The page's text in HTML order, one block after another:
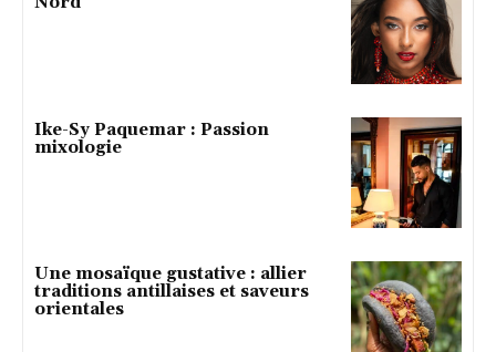
Ike-Sy Paquemar : Passion
mixologie
Une mosaïque gustative : allier
traditions antillaises et saveurs
orientales